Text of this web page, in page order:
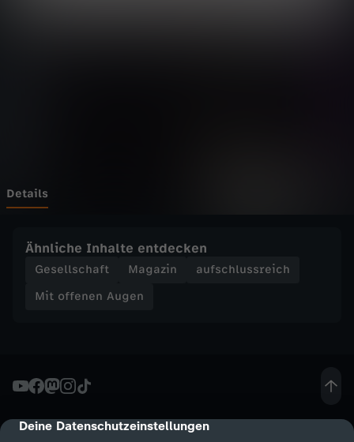
cmp-dialog-description
Deine Datenschutzeinstellungen
g
n
i
t
Details
Ähnliche Inhalte entdecken
Gesellschaft Magazin
aufschlussreich
Mit offenen Augen